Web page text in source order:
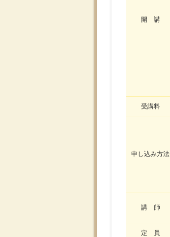
開 講
受講料
申し込み方法
講 師
定 員